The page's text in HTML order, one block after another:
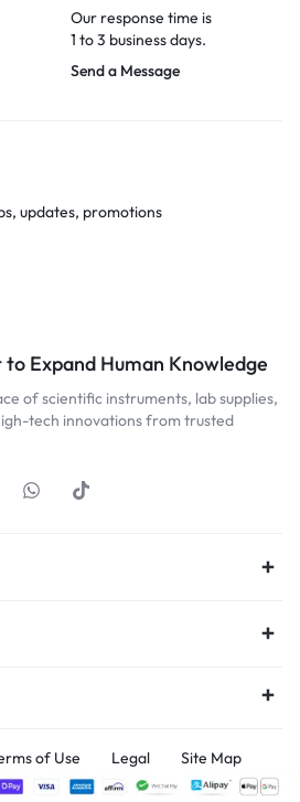
Our response time is
1 to 3 business days.
Send a Message
updates, promotions
Expand Human Knowledge
of scientific instruments, lab supplies,
tech innovations from trusted
of Use Legal Site Map